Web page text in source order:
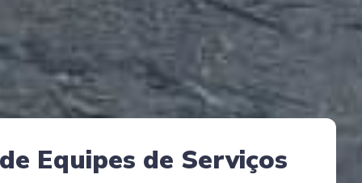
Equipes de Serviços